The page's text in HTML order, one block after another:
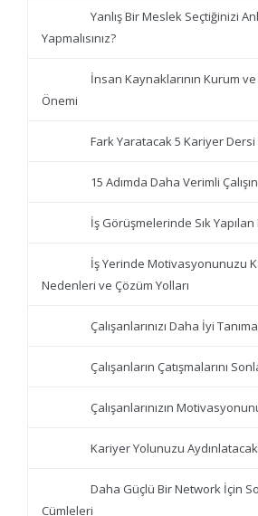
Yanlış Bir Meslek Seçtiğinizi
Yapmalısınız?
İnsan Kaynaklarının Kurum
Önemi
Fark Yaratacak 5 Kariyer Dersi
15 Adımda Daha Verimli Çalışın
İş Görüşmelerinde Sık
İş Yerinde Motivasyonunuzu
Nedenleri ve Çözüm Yolları
Çalışanlarınızı Daha İyi
Çalışanların Çatışmalarını
Çalışanlarınızın
Kariyer Yolunuzu
Daha Güçlü Bir Network İçin
Cümleleri